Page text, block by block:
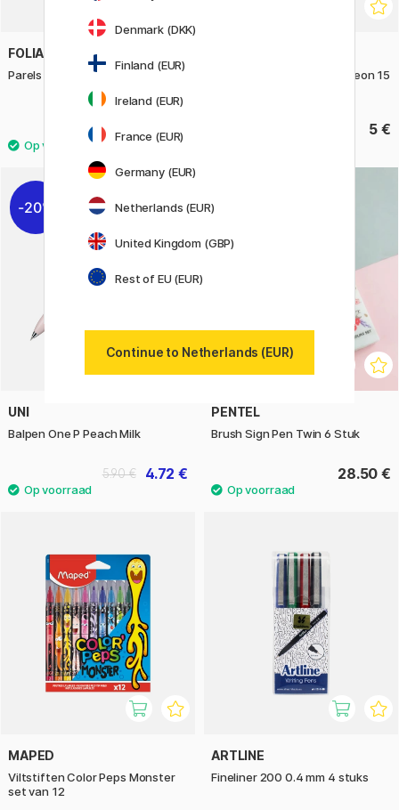
FOLIA
Parels Set Happy 160-pack
6.90 €
Plastilina Kleiset 6 stuks Neon 15
5 €
20%
UNI
Balpen One P Peach Milk
4.72 €
5.90 €
PENTEL
Brush Sign Pen Twin 6 Stuk
28.50 €
MAPED
Viltstiften Color Peps Monster
set van 12
ARTLINE
Fineliner 200 0.4 mm 4 stuks
Denmark (DKK)
Finland (EUR)
Ireland (EUR)
France (EUR)
Germany (EUR)
Netherlands (EUR)
United Kingdom (GBP)
Rest of EU (EUR)
Continue to Netherlands (EUR)